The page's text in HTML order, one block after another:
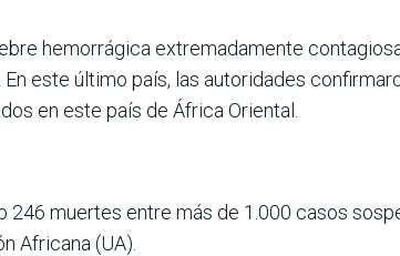
hemorrágica extremadamente
este último país, las autoridades
en este país de África Oriental.
246 muertes entre más de 1.000 casos
Africana (UA).